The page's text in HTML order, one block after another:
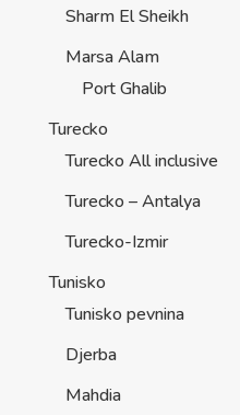
Sharm El Sheikh
Marsa Alam
Port Ghalib
Turecko
Turecko All inclusive
Turecko – Antalya
Turecko-Izmir
Tunisko
Tunisko pevnina
Djerba
Mahdia